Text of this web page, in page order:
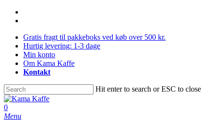
Skip
contentGratis fragt til pakkeboks ved køb over 500 kr.
Hurtig levering: 1-3 dage
Min konto
Om Kama Kaffe
Kontakt
Hit enter to search or ESC to close
Close
Search
0
Menu